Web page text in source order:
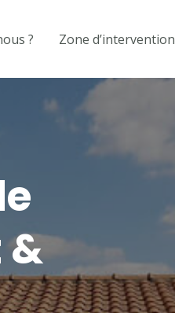
? Zone d’intervention